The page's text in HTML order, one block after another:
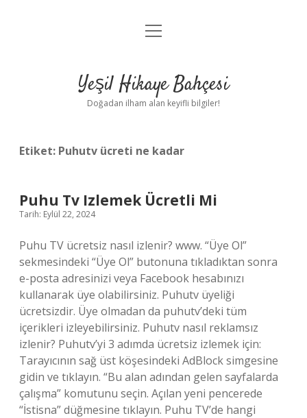
Anasayfa
Yasal Uyarı
menüyü
Yeşil Hikaye Bahçesi
Doğadan ilham alan keyifli bilgiler!
Etiket: Puhutv ücreti ne kadar
Puhu Tv Izlemek Ücretli Mi
Tarih: Eylül 22, 2024
Puhu TV ücretsiz nasıl izlenir? www. “Üye Ol”
sekmesindeki “Üye Ol” butonuna tıkladıktan sonra
e-posta adresinizi veya Facebook hesabınızı
kullanarak üye olabilirsiniz. Puhutv üyeliği
ücretsizdir. Üye olmadan da puhutv’deki tüm
içerikleri izleyebilirsiniz. Puhutv nasıl reklamsız
izlenir? Puhutv’yi 3 adımda ücretsiz izlemek için:
Tarayıcının sağ üst köşesindeki AdBlock simgesine
gidin ve tıklayın. “Bu alan adından gelen sayfalarda
çalışma” komutunu seçin. Açılan yeni pencerede
“İstisna” düğmesine tıklayın. Puhu TV’de hangi